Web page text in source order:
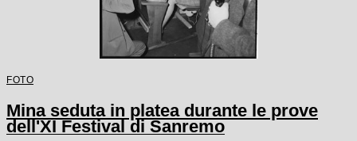
FOTO
Mina seduta in platea durante le prove
dell'XI Festival di Sanremo